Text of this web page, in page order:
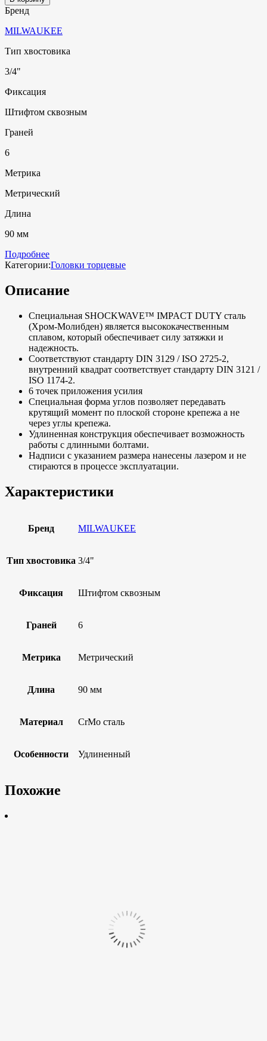
Бренд
MILWAUKEE
Тип хвостовика
3/4"
Фиксация
Штифтом сквозным
Граней
6
Метрика
Метрический
Длина
90 мм
Подробнее
Категории:Головки торцевые
Описание
Специальная SHOCKWAVE™ IMPACT DUTY сталь
(Хром-Молибден) является высококачественным
сплавом, который обеспечивает силу затяжки и
надежность.
Соответствуют стандарту DIN 3129 / ISO 2725-2,
внутренний квадрат соответствует стандарту DIN 3121 /
ISO 1174-2.
6 точек приложения усилия
Специальная форма углов позволяет передавать
крутящий момент по плоской стороне крепежа а не
через углы крепежа.
Удлиненная конструкция обеспечивает возможность
работы с длинными болтами.
Надписи с указанием размера нанесены лазером и не
стираются в процессе эксплуатации.
Характеристики
Бренд MILWAUKEE
Тип хвостовика 3/4"
Фиксация Штифтом сквозным
Граней 6
Метрика Метрический
Длина 90 мм
Материал CrMo сталь
Особенности Удлиненный
Похожие